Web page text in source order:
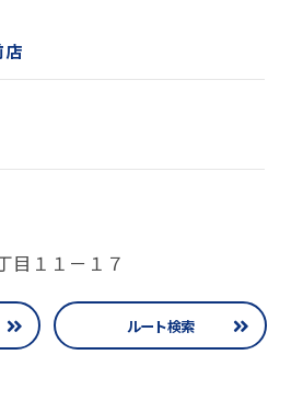
目１１－１７
ルート検索